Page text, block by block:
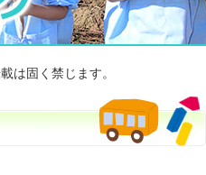
は固く禁じます。